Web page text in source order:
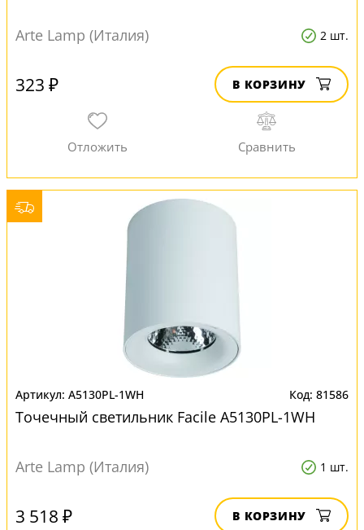
Arte Lamp (Италия) 2 шт.
323 ₽ В КОРЗИНУ
A5130PL-1WH 81586
Точечный светильник Facile A5130PL-1WH
Arte Lamp (Италия) 1 шт.
3 518 ₽ В КОРЗИНУ